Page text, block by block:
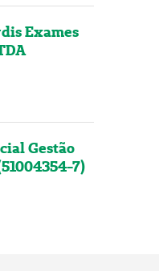
Exames
Gestão
7)